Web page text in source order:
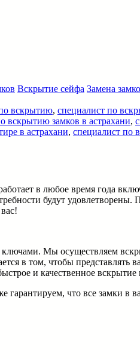
Вскрытие сейфа Замена
вскрытию, специалист по
вскрытию замков в астрахани,
в астрахани, специалист по
в любое время года
будут удовлетворены.
Мы осуществляем
в том, чтобы
и качественное вскрытие
что все замки в